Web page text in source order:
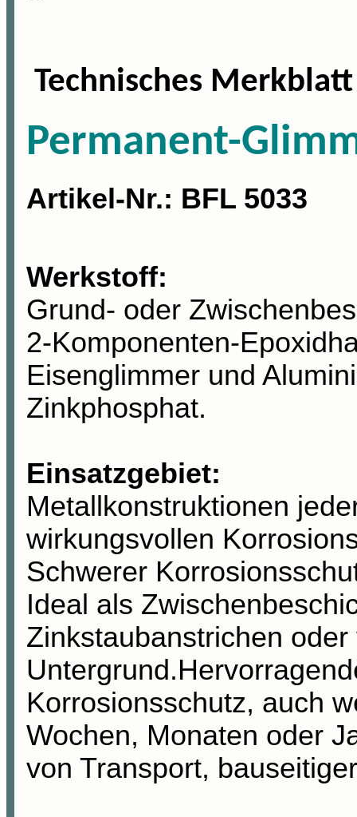
Technisches Merkblatt
Permanent-
Artikel-Nr.: BFL 5033
Werkstoff:
Grund- oder
2-Komponenten-
Eisenglimmer und
Zinkphosphat.
Einsatzgebiet:
Metallkonstruktionen
wirkungsvollen
Schwerer
Ideal als
Zinkstaubanstrichen
Korrosionsschutz, auch
Wochen, Monaten oder
von Transport,